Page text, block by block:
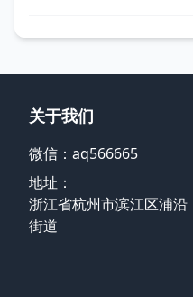
关于我们
微信：aq566665
地址：
浙江省杭州市滨江区浦沿
街道